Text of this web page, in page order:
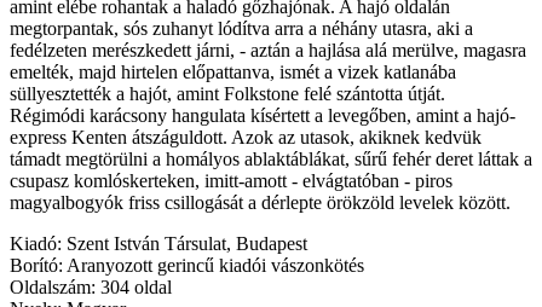
amint elébe rohantak a haladó gőzhajónak. A hajó oldalán
megtorpantak, sós zuhanyt lódítva arra a néhány utasra, aki a
fedélzeten merészkedett járni, - aztán a hajlása alá merülve, magasra
emelték, majd hirtelen előpattanva, ismét a vizek katlanába
süllyesztették a hajót, amint Folkstone felé szántotta útját.
Régimódi karácsony hangulata kísértett a levegőben, amint a hajó-
express Kenten átszáguldott. Azok az utasok, akiknek kedvük
támadt megtörülni a homályos ablaktáblákat, sűrű fehér deret láttak a
csupasz komlóskerteken, imitt-amott - elvágtatóban - piros
magyalbogyók friss csillogását a dérlepte örökzöld levelek között.
Kiadó: Szent István Társulat, Budapest
Borító: Aranyozott gerincű kiadói vászonkötés
Oldalszám: 304 oldal